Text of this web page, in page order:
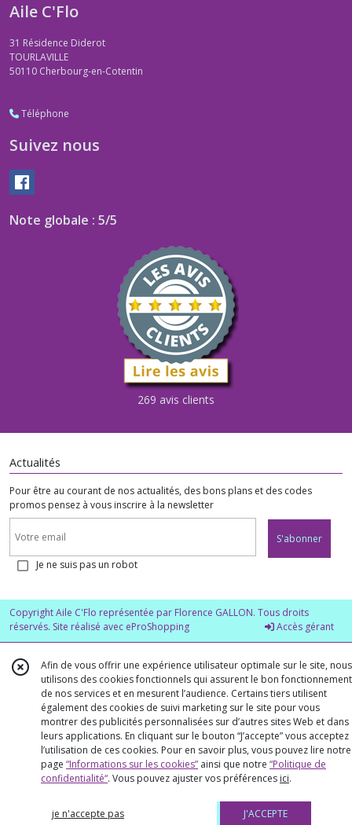
Aile C'Flo
31 Résidence Diderot
TOURLAVILLE
50110 Cherbourg-en-Cotentin
Téléphone
Suivez nous
Note globale : 5/5
269 avis clients
Actualités
Pour être au courant de nos actualités, des bons plans et des codes
promos pensez à vous inscrire à la newsletter
S'abonner
Je ne suis pas un robot
Copyright Aile C'Flo représentée par Florence GALLON. Tous droits
réservés. Site réalisé avec eProShopping Accès gérant
Afin de vous offrir une expérience utilisateur optimale sur le site, nous
utilisons des cookies fonctionnels qui assurent le bon fonctionnement
de nos services et en mesurent l’audience. Certains tiers utilisent
également des cookies de suivi marketing sur le site pour vous
montrer des publicités personnalisées sur d’autres sites Web et dans
leurs applications. En cliquant sur le bouton “J’accepte” vous acceptez
l’utilisation de ces cookies. Pour en savoir plus, vous pouvez lire notre
page “Informations sur les cookies” ainsi que notre “Politique de
confidentialité“. Vous pouvez ajuster vos préférences ici.
je n'accepte pas J'ACCEPTE